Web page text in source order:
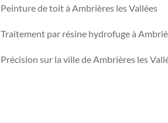
Peinture de toit à Ambrières les Vallées
Traitement par résine hydrofuge à
Précision sur la ville de Ambrières les